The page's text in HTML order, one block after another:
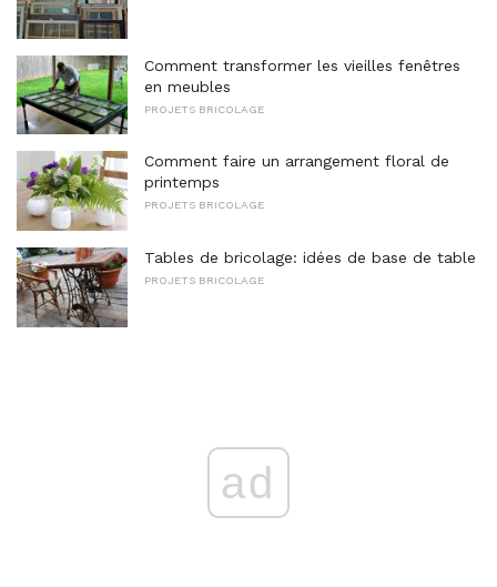
Comment transformer les vieilles fenêtres
en meubles
PROJETS BRICOLAGE
Comment faire un arrangement floral de
printemps
PROJETS BRICOLAGE
Tables de bricolage: idées de base de table
PROJETS BRICOLAGE
ad